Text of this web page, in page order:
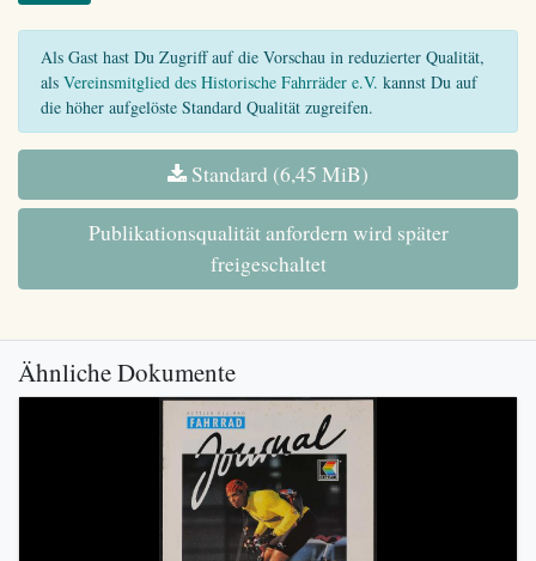
Als Gast hast Du Zugriff auf die Vorschau in reduzierter Qualität,
als Vereinsmitglied des Historische Fahrräder e.V. kannst Du auf
die höher aufgelöste Standard Qualität zugreifen.
Standard (6,45 MiB)
Publikationsqualität anfordern wird später
freigeschaltet
Ähnliche Dokumente